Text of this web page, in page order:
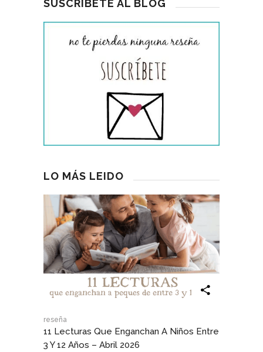
SUSCRÍBETE AL BLOG
LO MÁS LEIDO
reseña
11 Lecturas Que Enganchan A Niños Entre
3 Y 12 Años – Abril 2026